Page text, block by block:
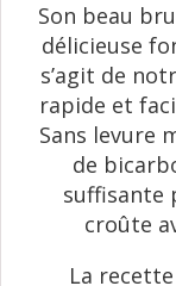
Son beau
délicieuse
s’agit de
rapide et
Sans levure
de
suffisante
croûte
La